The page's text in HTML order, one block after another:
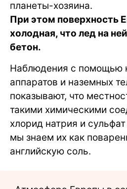
планеты-хозяина.
При этом поверхность
холодная, что лед на
бетон.
Наблюдения с помощью
аппаратов и наземных
показывают, что
такими химическими
хлорид натрия и
мы знаем их как
английскую соль.